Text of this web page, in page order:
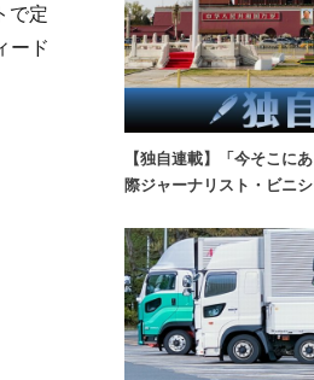
で定
ード
【独自連載】「今そこに
際ジャーナリスト・ビニ